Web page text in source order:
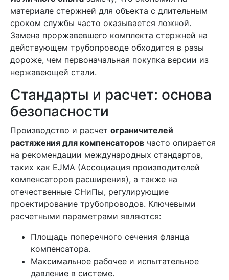
материале стержней для объекта с длительным
сроком службы часто оказывается ложной.
Замена проржавевшего комплекта стержней на
действующем трубопроводе обходится в разы
дороже, чем первоначальная покупка версии из
нержавеющей стали.
Стандарты и расчет: основа
безопасности
Производство и расчет ограничителей
растяжения для компенсаторов часто опирается
на рекомендации международных стандартов,
таких как EJMA (Ассоциация производителей
компенсаторов расширения), а также на
отечественные СНиПы, регулирующие
проектирование трубопроводов. Ключевыми
расчетными параметрами являются:
Площадь поперечного сечения фланца
компенсатора.
Максимальное рабочее и испытательное
давление в системе.